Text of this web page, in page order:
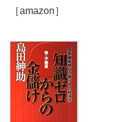
［amazon］